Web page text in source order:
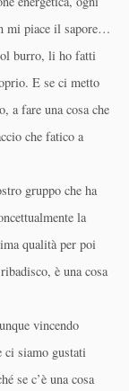
mi piace il sapore…
burro, li ho fatti
E se ci metto
a fare una cosa che
che fatico a
gruppo che ha
la
qualità per poi
è una cosa
vincendo
ci siamo gustati
se c’è una cosa